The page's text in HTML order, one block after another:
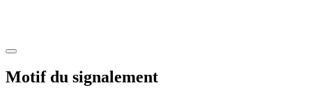
Motif du signalement